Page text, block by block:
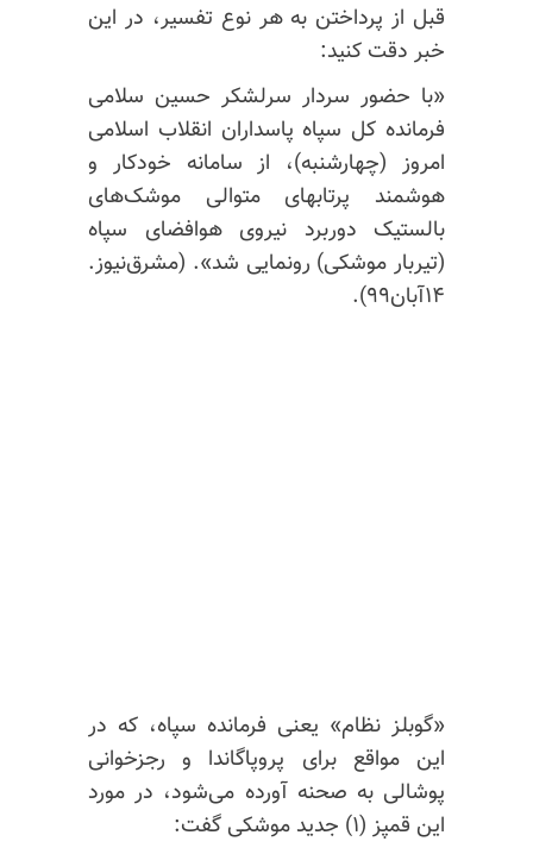
قبل از پرداختن به هر نوع تفسیر، در این
خبر دقت کنید:
«با حضور سردار سرلشکر حسین سلامی
فرمانده کل سپاه پاسداران انقلاب اسلامی
امروز (چهارشنبه)، از سامانه خودکار و
هوشمند پرتابهای متوالی موشک‌های
بالستیک دوربرد نیروی هوافضای سپاه
(تیربار موشکی) رونمایی شد». (مشرق‌نیوز.
۱۴آبان۹۹).
«گوبلز نظام» یعنی فرمانده سپاه، که در
این مواقع برای پروپاگاندا و رجزخوانی
پوشالی به صحنه آورده می‌شود، در مورد
این قمپز (۱) جدید موشکی گفت: